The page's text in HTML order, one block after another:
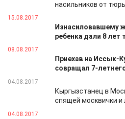
насильников от
15.08.2017
Изнасиловавшему
ребенка дали 8
08.08.2017
Приехав на Иссык-
совращал 7-
04.08.2017
Кыргызстанец в
спящей москвички и
04.08.2017